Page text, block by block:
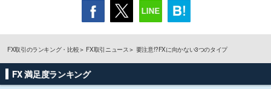
FX取引のランキング・比較 FX取引ニュース 要注意!?FXに向かない3つのタイプ
FX 満足度ランキング